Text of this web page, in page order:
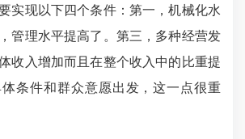
实现以下四个条件：第一，机械化水
管理水平提高了。第三，多种经营发
收入增加而且在整个收入中的比重提
条件和群众意愿出发，这一点很重